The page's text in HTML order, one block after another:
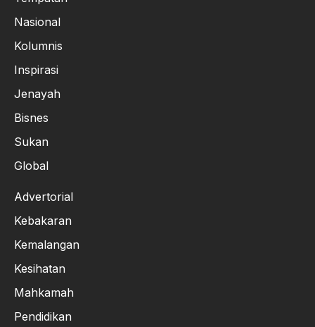
Nasional
Kolumnis
Inspirasi
Jenayah
Bisnes
Sukan
Global
Advertorial
Kebakaran
Kemalangan
Kesihatan
Mahkamah
Pendidikan